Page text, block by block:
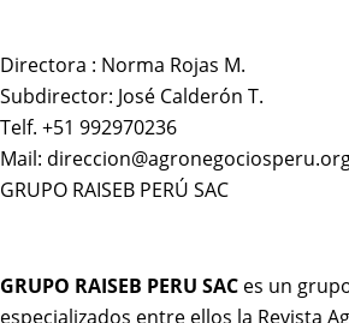
Directora : Norma Rojas M.
Subdirector: José Calderón T.
Telf. +51 992970236
Mail:
GRUPO RAISEB PERÚ SAC
GRUPO RAISEB PERU SAC es un
especializados entre ellos la Revista